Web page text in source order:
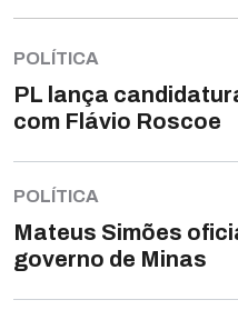
POLÍTICA
PL lança
com Flávio Roscoe
POLÍTICA
Mateus Simões
governo de Minas